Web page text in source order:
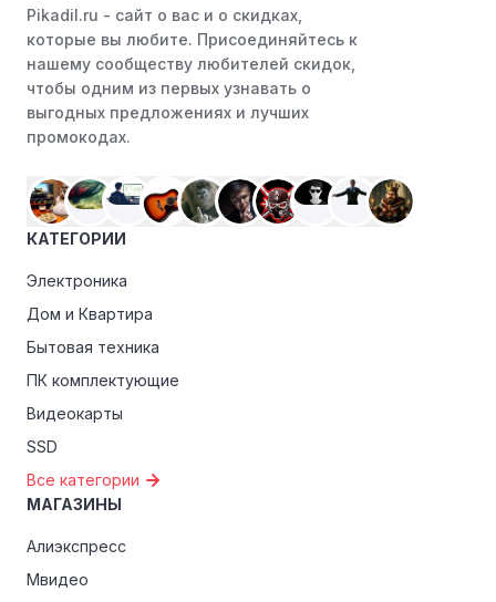
Программы лояльности:Присоединяйтесь к
программам лояльности, предлагаемым интернет-
магазинами, чтобы пользоваться такими
преимуществами, как скидки только для участников,
ранний доступ к распродажам или эксклюзивным
акциям.
критериям, проверьте, предоставляет ли Ride action
эксклюзивные скидки для студентов, ветеранов или
пенсионеров.
Pikadil.ru - cайт о вас и о скидках,
которые вы любите. Присоединяйтесь к
нашему сообществу любителей скидок,
чтобы одним из первых узнавать о
выгодных предложениях и лучших
промокодах.
КАТЕГОРИИ
Электроника
Дом и Квартира
Бытовая техника
ПК комплектующие
Видеокарты
SSD
Все категории
МАГАЗИНЫ
Алиэкспресс
Мвидео